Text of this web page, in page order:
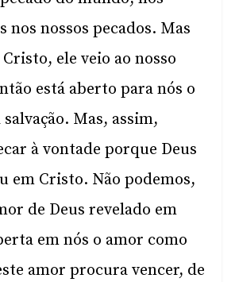
nos nossos pecados. Mas
ele veio ao nosso
está aberto para nós o
Mas, assim,
à vontade porque Deus
em Cristo. Não podemos,
de Deus revelado em
em nós o amor como
amor procura vencer, de